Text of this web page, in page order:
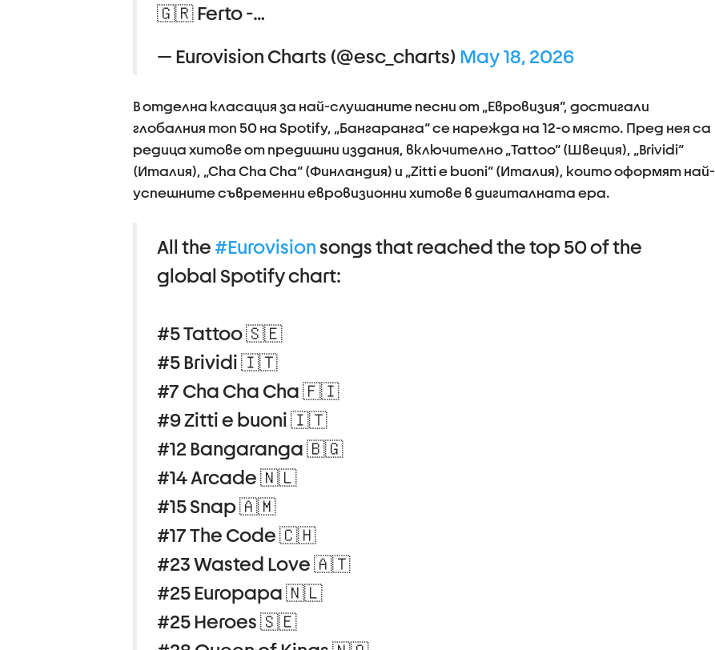
🇬🇷 Ferto -…
— Eurovision Charts (@esc_charts) May 18, 2026
В отделна класация за най-слушаните песни от „Евровизия“, достигали
глобалния топ 50 на Spotify, „Бангаранга“ се нарежда на 12-о място. Пред нея са
редица хитовe от предишни издания, включително „Tattoo“ (Швеция), „Brividi“
(Италия), „Cha Cha Cha“ (Финландия) и „Zitti e buoni“ (Италия), които оформят най-
успешните съвременни евровизионни хитове в дигиталната ера.
All the#Eurovisionsongs that reached the top 50 of the
global Spotify chart:
#5 Tattoo 🇸🇪
#5 Brividi 🇮🇹
#7 Cha Cha Cha 🇫🇮
#9 Zitti e buoni 🇮🇹
#12 Bangaranga 🇧🇬
#14 Arcade 🇳🇱
#15 Snap 🇦🇲
#17 The Code 🇨🇭
#23 Wasted Love 🇦🇹
#25 Europapa 🇳🇱
#25 Heroes 🇸🇪